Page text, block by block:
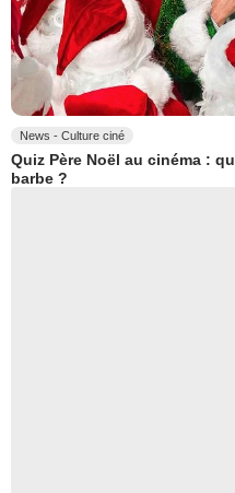
News - Culture ciné
Quiz Père Noël au cinéma :
barbe ?